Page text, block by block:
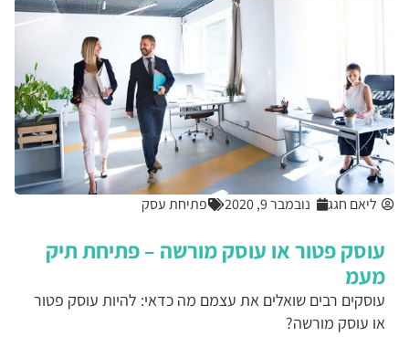
ליאם חגג נובמבר 9, 2020 פתיחת עסק
פטור או עוסק מורשה – פתיחת תיק
רבים שואלים את עצמם מה כדאי: להיות עוסק פטור
עוסק מורשה?